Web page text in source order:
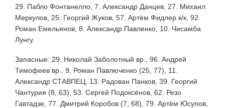
29. Пабло Фонтанелло, 7. Александр Данцев, 27. Михаил
Меркулов, 25. Георгий Жуков, 57. Артём Фидлер к/к, 92.
Роман Емельянов, 8. Александр Павленко, 10. Чисамба
Лунгу.
Запасные: 29. Николай Заболотный вр., 96. Андрей
Тимофеев вр., 9. Роман Павлюченко (25, 77), 11.
Александр СТАВПЕЦ, 13. Радован Панков, 39. Георгий
Чантурия (8, 63), 53. Сергей Подоксёнов, 62. Резо
Гавтадзе, 77. Дмитрий Коробов (7, 68), 79. Артём Юсупов,